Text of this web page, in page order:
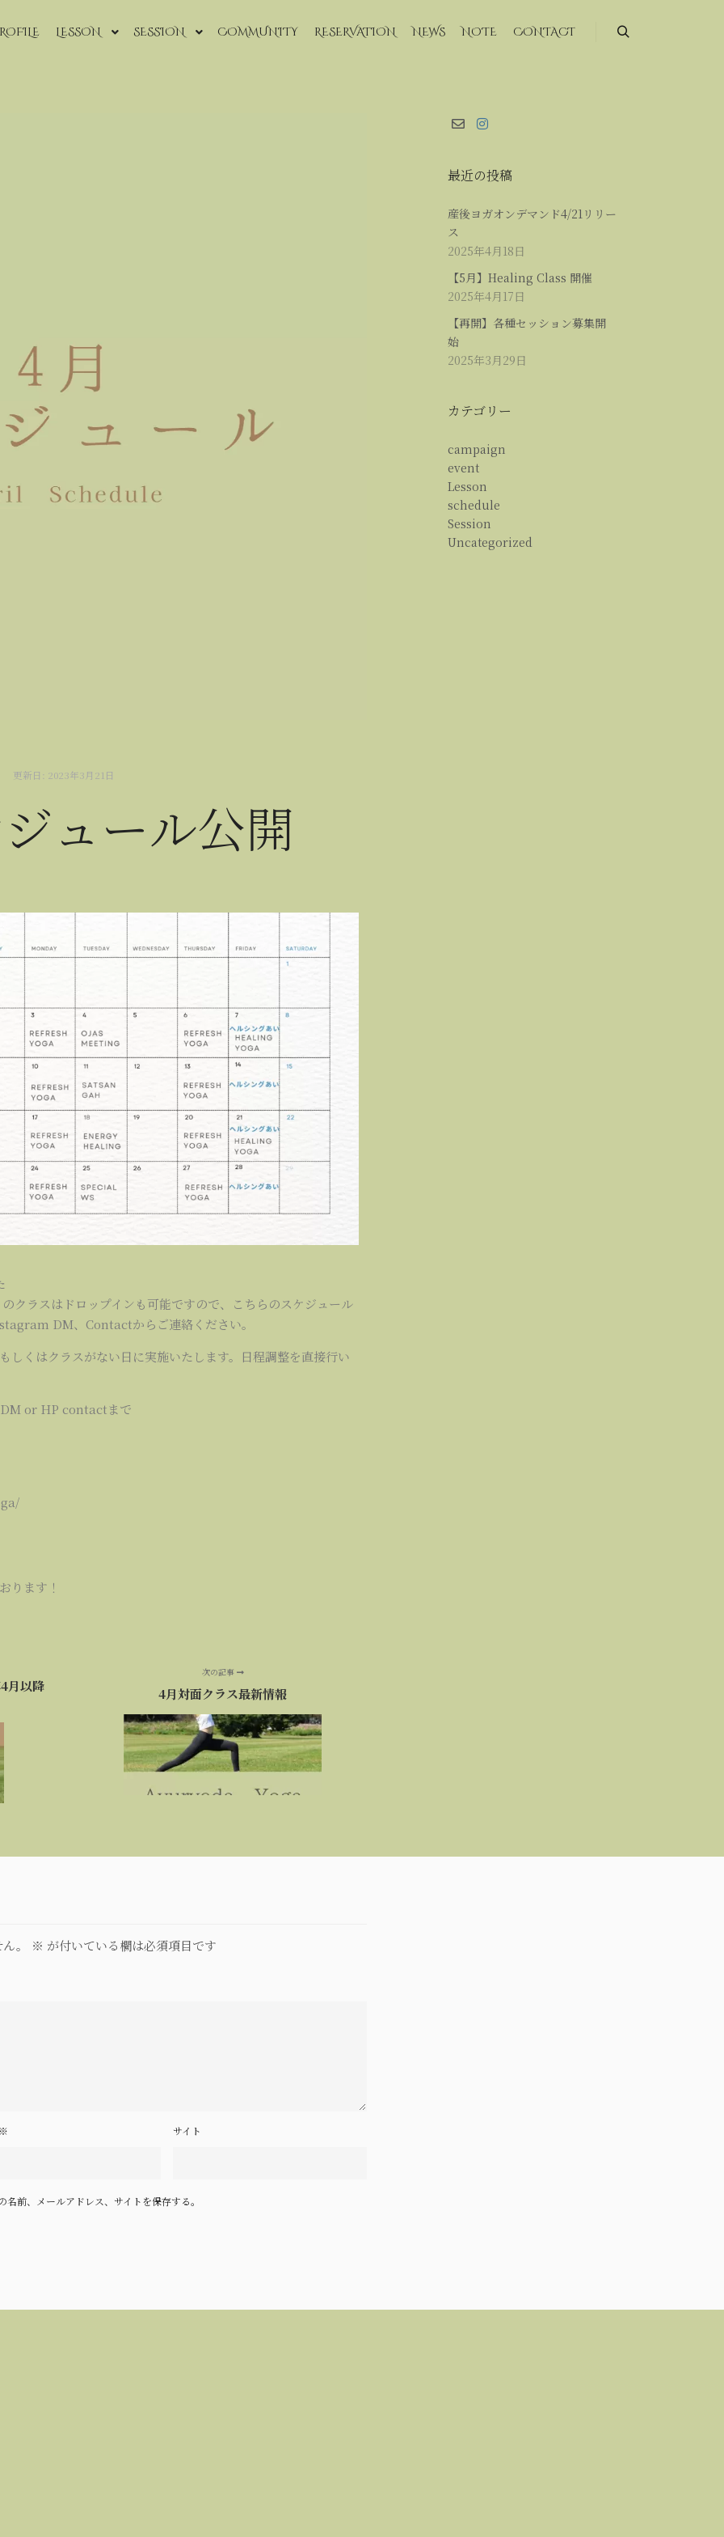
LESSON SESSION COMMUNITY RESERVATION NEWS NOTE CONTACT
更新日: 2023年3月21日
ュール公開
ラスはドロップインも可能ですので、こちらのスケジュール
DM、Contactからご連絡ください。
しくはクラスがない日に実施いたします。日程調整を直接行い
or HP contactまで
ります！
月以降
次の記事
4月対面クラス最新情報
。 ※ が付いている欄は必須項目です
サイト
前、メールアドレス、サイトを保存する。
最近の投稿
産後ヨガオンデマンド4/21リリー
ス
2025年4月18日
【5月】Healing Class 開催
2025年4月17日
【再開】各種セッション募集開
始
2025年3月29日
カテゴリー
campaign
event
Lesson
schedule
Session
Uncategorized